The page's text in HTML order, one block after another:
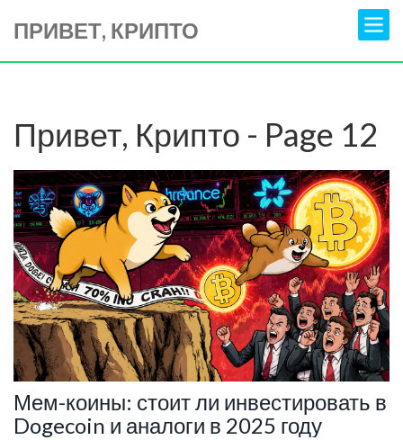
ПРИВЕТ, КРИПТО
Привет, Крипто - Page 12
Мем-коины: стоит ли инвестировать в
Dogecoin и аналоги в 2025 году